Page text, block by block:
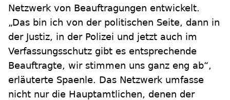
Netzwerk von Beauftragungen entwickelt.
„Das bin ich von der politischen Seite, dann in
der Justiz, in der Polizei und jetzt auch im
Verfassungsschutz gibt es entsprechende
Beauftragte, wir stimmen uns ganz eng ab“,
erläuterte Spaenle. Das Netzwerk umfasse
nicht nur die Hauptamtlichen, denen der